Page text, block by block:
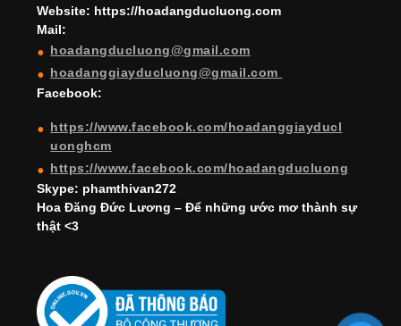
Website: https://hoadangducluong.com
Mail:
hoadangducluong@gmail.com
hoadanggiayducluong@gmail.com
Facebook:
https://www.facebook.com/hoadanggiayducl
uonghcm
https://www.facebook.com/hoadangducluong
Skype: phamthivan272
Hoa Đăng Đức Lương – Để những ước mơ thành sự
thật <3